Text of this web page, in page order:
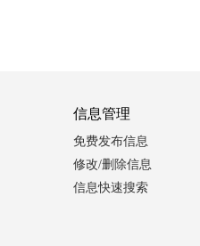
信息管理
免费发布信息
修改/删除信息
信息快速搜索